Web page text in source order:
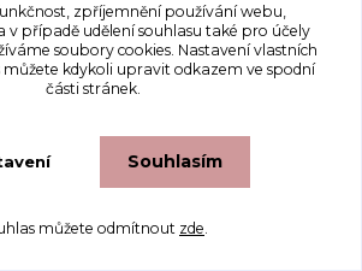
Fialová liška- vzor
na svetle fialovém podkladu
cena od 189 Kč/m
Skladem 120 m
zpříjemnění používání webu,
v případě udělení souhlasu také pro účely
soubory cookies. Nastavení vlastních
můžete kdykoli upravit odkazem ve spodní
části stránek.
Souhlasím
můžete odmítnout zde